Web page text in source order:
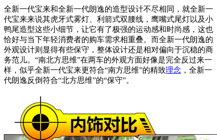
全新一代宝来和全新一代朗逸的造型设计不尽相同，就全新一
代宝来来说其虎牙式雾灯、利箭式双腰线，鹰嘴式尾灯以及小
鸭尾造型这些小细节，让它有了极强的运动感和时尚感，这也
恰好与当下年轻消费者的购车需求相重叠。而全新一代朗逸的
外观设计则显得有些保守，整体设计还是相对偏向于沉稳的商
务范儿。“南北方思维”在两车的外观方面好像是完全反过来一
样，似乎全新一代宝来更符合“南方思维”的精致理念 ，全新一
代朗逸反倒符合“北方思维”的“保守”。